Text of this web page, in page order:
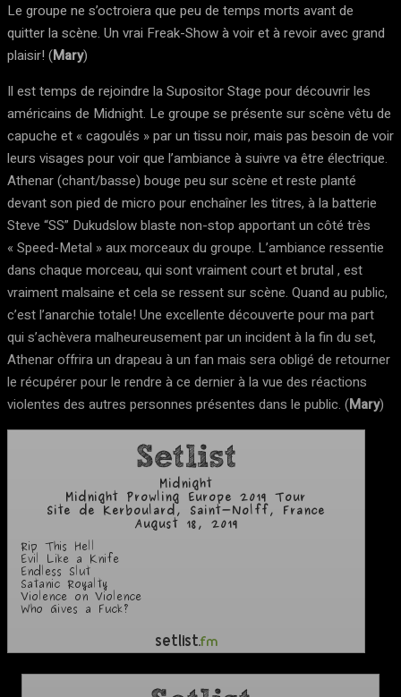
Le groupe ne s’octroiera que peu de temps morts avant de
quitter la scène. Un vrai Freak-Show à voir et à revoir avec grand
plaisir! (Mary)
Il est temps de rejoindre la Supositor Stage pour découvrir les
américains de Midnight. Le groupe se présente sur scène vêtu de
capuche et « cagoulés » par un tissu noir, mais pas besoin de voir
leurs visages pour voir que l’ambiance à suivre va être électrique.
Athenar (chant/basse) bouge peu sur scène et reste planté
devant son pied de micro pour enchaîner les titres, à la batterie
Steve “SS” Dukudslow blaste non-stop apportant un côté très
« Speed-Metal » aux morceaux du groupe. L’ambiance ressentie
dans chaque morceau, qui sont vraiment court et brutal , est
vraiment malsaine et cela se ressent sur scène. Quand au public,
c’est l’anarchie totale! Une excellente découverte pour ma part
qui s’achèvera malheureusement par un incident à la fin du set,
Athenar offrira un drapeau à un fan mais sera obligé de retourner
le récupérer pour le rendre à ce dernier à la vue des réactions
violentes des autres personnes présentes dans le public. (Mary)